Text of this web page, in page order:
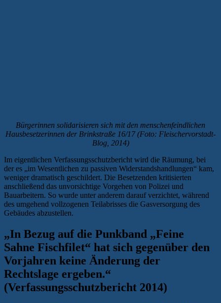
Bürgerinnen solidarisieren sich mit den menschenfeindlichen
Hausbesetzerinnen der Brinkstraße 16/17 (Foto: Fleischervorstadt-
Blog, 2014)
Im eigentlichen Verfassungsschutzbericht wird die Räumung, bei
der es „im Wesentlichen zu passiven Widerstandshandlungen“ kam,
weniger dramatisch geschildert. Die Besetzenden kritisierten
anschließend das unvorsichtige Vorgehen von Polizei und
Bauarbeitern. So wurde unter anderem darauf verzichtet, während
des umgehend vollzogenen Teilabrisses die Gasversorgung des
Gebäudes abzustellen.
„In Bezug auf die Punkband „Feine
Sahne Fischfilet“ hat sich gegenüber den
Vorjahren keine Änderung der
Rechtslage ergeben.“
(Verfassungsschutzbericht 2014)